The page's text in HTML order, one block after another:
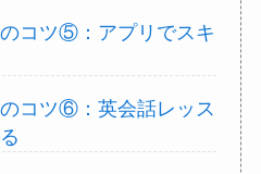
コツ⑤：アプリでスキ
コツ⑥：英会話レッス